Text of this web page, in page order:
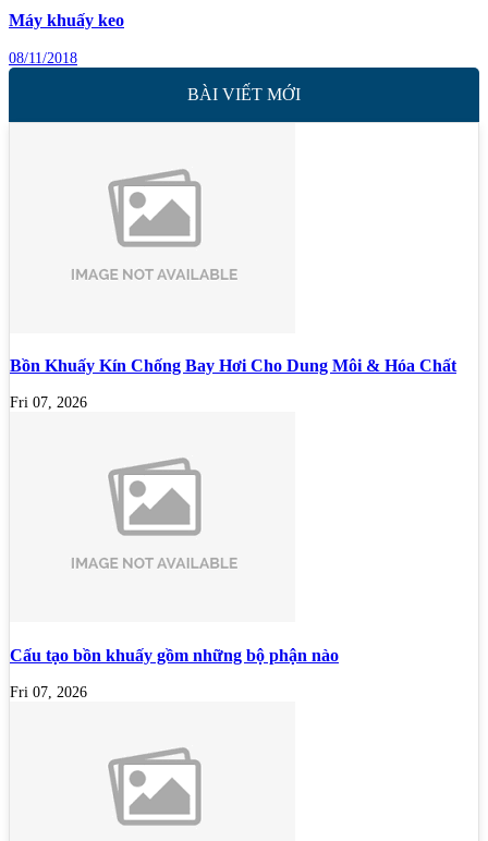
Máy khuấy keo
08/11/2018
BÀI VIẾT MỚI
Bồn Khuấy Kín Chống Bay Hơi Cho Dung Môi & Hóa Chất
Fri 07, 2026
Cấu tạo bồn khuấy gồm những bộ phận nào
Fri 07, 2026